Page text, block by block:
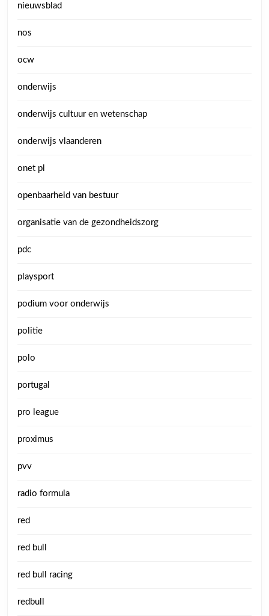
nieuwsblad
nos
ocw
onderwijs
onderwijs cultuur en wetenschap
onderwijs vlaanderen
onet pl
openbaarheid van bestuur
organisatie van de gezondheidszorg
pdc
playsport
podium voor onderwijs
politie
polo
portugal
pro league
proximus
pvv
radio formula
red
red bull
red bull racing
redbull